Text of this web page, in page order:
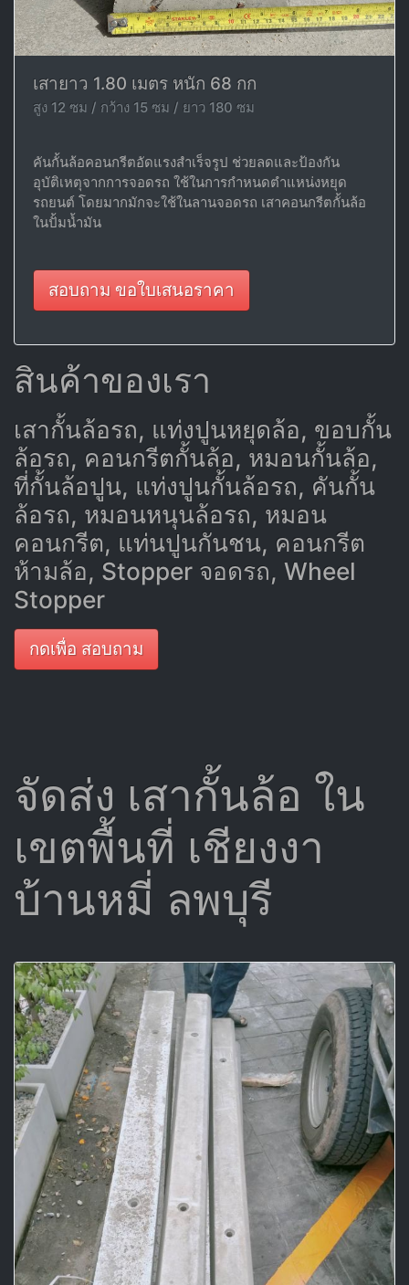
เสายาว 1.80 เมตร หนัก 68 กก
สูง 12 ซม / กว้าง 15 ซม / ยาว 180 ซม
คันกั้นล้อคอนกรีตอัดแรงสำเร็จรูป ช่วยลดและป้องกัน
อุบัติเหตุจากการจอดรถ ใช้ในการกำหนดตำแหน่งหยุด
รถยนต์ โดยมากมักจะใช้ในลานจอดรถ เสาคอนกรีตกั้นล้อ
ในปั้มน้ำมัน
สอบถาม ขอใบเสนอราคา
สินค้าของเรา
เสากั้นล้อรถ, แท่งปูนหยุดล้อ, ขอบกั้น
ล้อรถ, คอนกรีตกั้นล้อ, หมอนกั้นล้อ,
ที่กั้นล้อปูน, แท่งปูนกั้นล้อรถ, คันกั้น
ล้อรถ, หมอนหนุนล้อรถ, หมอน
คอนกรีต, แท่นปูนกันชน, คอนกรีต
ห้ามล้อ, Stopper จอดรถ, Wheel
Stopper
กดเพื่อ สอบถาม
จัดส่ง เสากั้นล้อ ใน
เขตพื้นที่ เชียงงา
บ้านหมี่ ลพบุรี